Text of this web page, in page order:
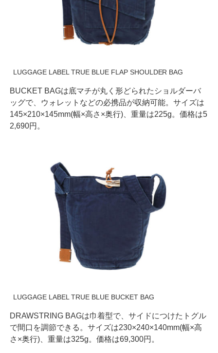
LUGGAGE LABEL TRUE BLUE FLAP SHOULDER BAG
BUCKET BAGは底マチが丸く形どられたショルダーバ
ッグで、ウォレットなどの必携品が収納可能。サイズは
145×210×145mm(幅×高さ×奥行)、重量は225g。価格は5
2,690円。
LUGGAGE LABEL TRUE BLUE BUCKET BAG
DRAWSTRING BAGは巾着型で、サイドにつけたトグル
で間口を調節できる。サイズは230×240×140mm(幅×高
さ×奥行)、重量は325g。価格は69,300円。